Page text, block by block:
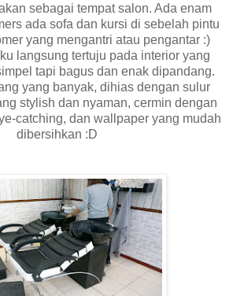
sebagai tempat salon. Ada enam
ada sofa dan kursi di sebelah pintu
yang mengantri atau pengantar :)
langsung tertuju pada interior yang
tapi bagus dan enak dipandang.
yang banyak, dihias dengan sulur
stylish dan nyaman, cermin dengan
catching, dan wallpaper yang mudah
dibersihkan :D